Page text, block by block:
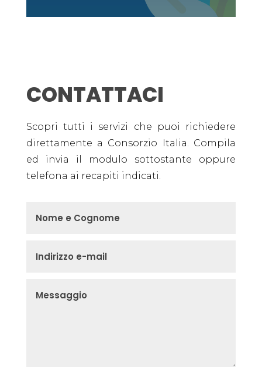
CONTATTACI
Scopri tutti i servizi che puoi richiedere
direttamente a Consorzio Italia. Compila
ed invia il modulo sottostante oppure
telefona ai recapiti indicati.